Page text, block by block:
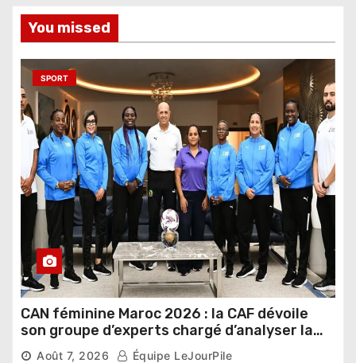
You missed
SPORT
CAN féminine Maroc 2026 : la CAF dévoile
son groupe d’experts chargé d’analyser la
compétition
Août 7, 2026 Équipe LeJourPile